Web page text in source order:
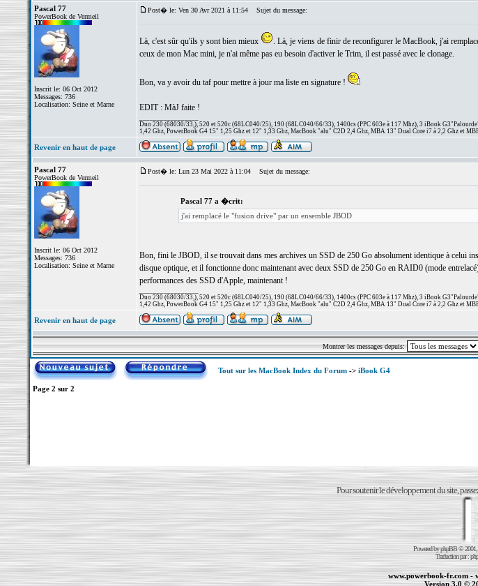
Pascal 77
PowerBook de Vermeil
Inscrit le: 06 Oct 2012
Messages: 736
Localisation: Seine et Marne
Post� le: Ven 30 Avr 2021 à 11:54 Sujet du message:
Là, c'est sûr qu'ils y sont bien mieux
. Là, je viens de finir de reconfigurer le MacBook, j'ai
ceux de mon Mac mini, je n'ai même pas eu besoin d'activer le Trim, il est passé avec le clonage.
Bon, va y avoir du taf pour mettre à jour ma liste en signature !
EDIT : MàJ faite !
Duo 230 (68030/33,), 520 et 520c (68LC040/25), 190 (68LC040/66/33), 1400cs (PPC 603e à 117 Mhz), 3 iBook
1,42 Ghz, PowerBook G4 15" 1,25 Ghz et 12" 1,33 Ghz, MacBook "alu" C2D 2,4 Ghz, MBA 13" Dual Core i7 à 2,2 Ghz et
Revenir en haut de page
Pascal 77
PowerBook de Vermeil
Inscrit le: 06 Oct 2012
Messages: 736
Localisation: Seine et Marne
Post� le: Lun 23 Mai 2022 à 11:04 Sujet du message:
Pascal 77 a �crit:
j'ai remplacé le "fusion drive" par un ensemble JBOD
Bon, fini le JBOD, il se trouvait dans mes archives un SSD de 250 Go absolument identique à celui
disque optique, et il fonctionne donc maintenant avec deux SSD de 250 Go en RAID0 (mode
performances des SSD d'Apple, maintenant !
Duo 230 (68030/33,), 520 et 520c (68LC040/25), 190 (68LC040/66/33), 1400cs (PPC 603e à 117 Mhz), 3 iBook
1,42 Ghz, PowerBook G4 15" 1,25 Ghz et 12" 1,33 Ghz, MacBook "alu" C2D 2,4 Ghz, MBA 13" Dual Core i7 à 2,2 Ghz et
Revenir en haut de page
Montrer les messages depuis:
Tout sur les MacBook Index du Forum-> iBook G4
Page 2 sur 2
Pour soutenir le développement du site,
Powered byphpBB© 2001,
Traduction par :
www.powerbook-fr.com -
Version 3.0 ©